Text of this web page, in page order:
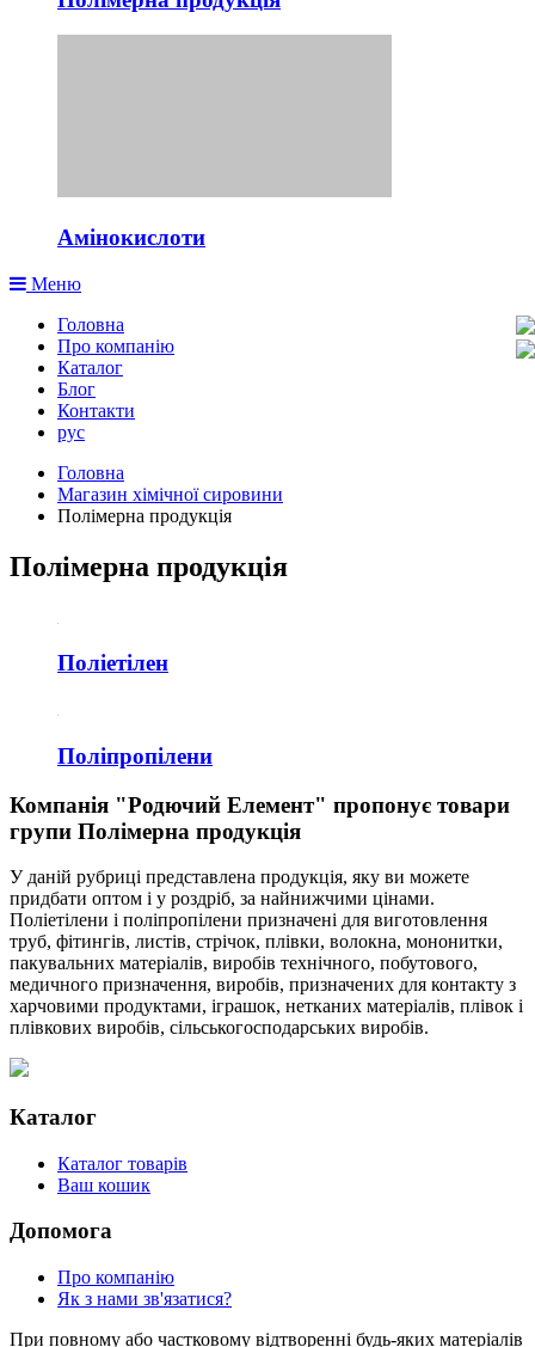
Амінокислоти
Меню
Головна
Про компанію
Каталог
Блог
Контакти
рус
Головна
Магазин хімічної сировини
Полімерна продукція
Полімерна продукція
Поліетілен
Поліпропілени
Компанія "Родючий Елемент" пропонує товари
групи Полімерна продукція
У даній рубриці представлена продукція, яку ви можете
придбати оптом і у роздріб, за найнижчими цінами.
Поліетілени і поліпропілени призначені для виготовлення
труб, фітингів, листів, стрічок, плівки, волокна, мононитки,
пакувальних матеріалів, виробів технічного, побутового,
медичного призначення, виробів, призначених для контакту з
харчовими продуктами, іграшок, нетканих матеріалів, плівок і
плівкових виробів, сільськогосподарських виробів.
Каталог
Каталог товарів
Ваш кошик
Допомога
Про компанію
Як з нами зв'язатися?
При повному або частковому відтворенні будь-яких матеріалів